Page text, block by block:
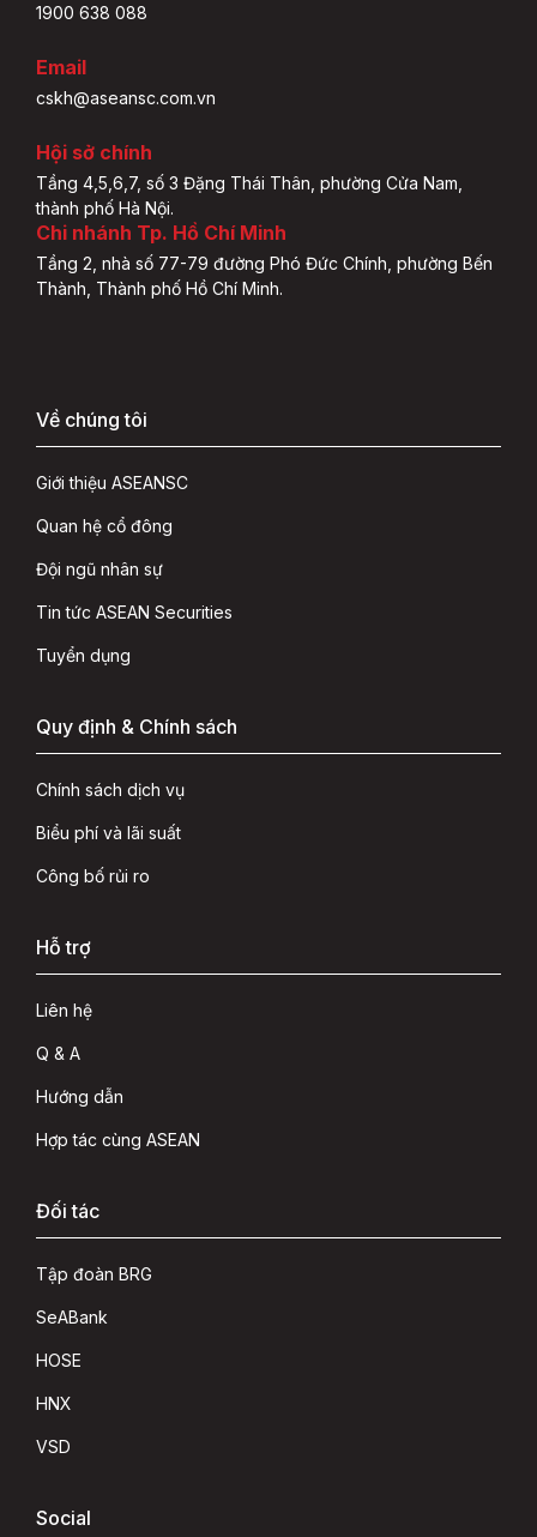
1900 638 088
Email
cskh@aseansc.com.vn
Hội sở chính
Tầng 4,5,6,7, số 3 Đặng Thái Thân, phường Cửa Nam,
thành phố Hà Nội.
Chi nhánh Tp. Hồ Chí Minh
Tầng 2, nhà số 77-79 đường Phó Đức Chính, phường Bến
Thành, Thành phố Hồ Chí Minh.
Về chúng tôi
Giới thiệu ASEANSC
Quan hệ cổ đông
Đội ngũ nhân sự
Tin tức ASEAN Securities
Tuyển dụng
Quy định & Chính sách
Chính sách dịch vụ
Biểu phí và lãi suất
Công bố rủi ro
Hỗ trợ
Liên hệ
Q & A
Hướng dẫn
Hợp tác cùng ASEAN
Đối tác
Tập đoàn BRG
SeABank
HOSE
HNX
VSD
Social